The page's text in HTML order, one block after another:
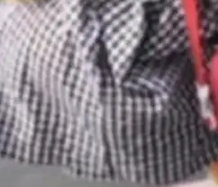
京ICP备2025119063号